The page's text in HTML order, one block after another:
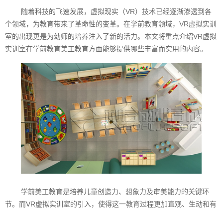
随着科技的飞速发展，虚拟现实（VR）技术已经逐渐渗透到各
个领域，为教育带来了革命性的变革。在学前教育领域，VR虚拟实训
室的出现更是为幼师的培养注入了新的活力。本文将重点介绍VR虚拟
实训室在学前教育美工教育方面能够提供哪些丰富而实用的内容。
学前美工教育是培养儿童创造力、想象力及审美能力的关键环
节。而VR虚拟实训室的引入，使得这一教育过程更加直观、生动和有